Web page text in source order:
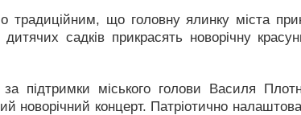
що головну ялинку міста
садків прикрасять новорічну
підтримки міського голови Василя
новорічний концерт. Патріотично